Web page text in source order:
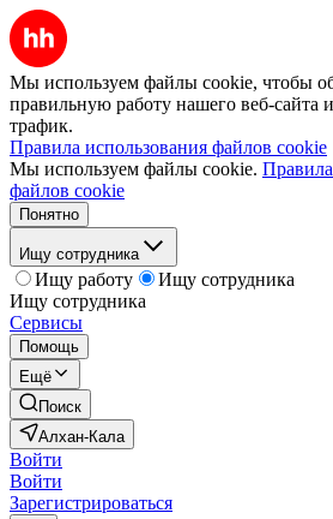
Мы используем файлы cookie, чтобы
правильную работу нашего веб-сайта
трафик.
Правила использования файлов cookie
Мы используем файлы cookie.
файлов cookie
Понятно
Ищу сотрудника
Ищу работу
Ищу сотрудника
Ищу сотрудника
Сервисы
Помощь
Ещё
Поиск
Алхан-Кала
Войти
Войти
Зарегистрироваться